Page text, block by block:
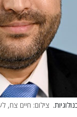
צילום: חיים צח,